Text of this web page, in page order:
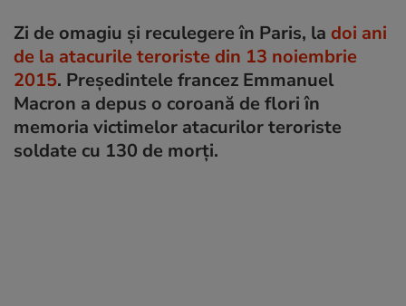
Zi de omagiu și reculegere în Paris, la doi ani
de la atacurile teroriste din 13 noiembrie
2015. Președintele francez Emmanuel
Macron a depus o coroană de flori în
memoria victimelor atacurilor teroriste
soldate cu 130 de morți.